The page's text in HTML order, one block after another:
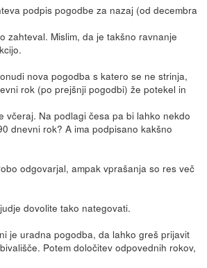
podpis pogodbe za nazaj (od decembra
zahteval. Mislim, da je takšno ravnanje
nova pogodba s katero se ne strinja,
rok (po prejšnji pogodbi) že potekel in
včeraj. Na podlagi česa pa bi lahko nekdo
dnevni rok? A ima podpisano kakšno
odgovarjal, ampak vprašanja so res več
dovolite tako nategovati.
je uradna pogodba, da lahko greš prijavit
Potem določitev odpovednih rokov,